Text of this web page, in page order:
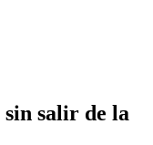
salir de la